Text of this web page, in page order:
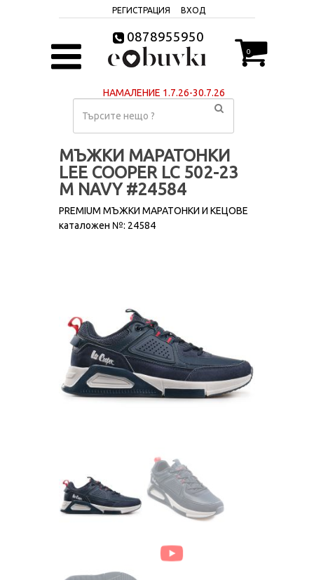
РЕГИСТРАЦИЯ ВХОД
0878955950
0
НАМАЛЕНИЕ 1.7.26-30.7.26
МЪЖКИ МАРАТОНКИ
LEE COOPER LC 502-23
М NAVY #24584
PREMIUM МЪЖКИ МАРАТОНКИ И КЕЦОВЕ
каталожен №: 24584